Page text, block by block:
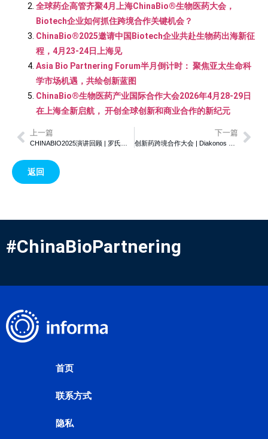
全球药企高管齐聚4月上海ChinaBio®生物医药大会，
Biotech企业如何抓住跨境合作关键机会？
ChinaBio®2025邀请中国Biotech企业共赴生物药出海新征
程，4月23-24日上海见
Asia Bio Partnering Forum半月倒计时： 聚焦亚太生命科
学市场机遇，共绘创新蓝图
ChinaBio®生物医药产业国际合作大会2026年4月28-29日
在上海全新启航， 开创全球创新和商业合作的新纪元
上一篇 下一篇
返回
#ChinaBioPartnering
首页
联系方式
隐私